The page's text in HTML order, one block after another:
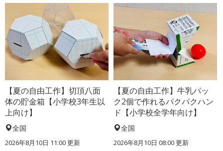
【夏の自由工作】切頂八面
体の貯金箱【小学校3年生以
上向け】
全国
2026年8月10日 11:00更新
【夏の自由工作】牛乳パッ
ク2個で作れるパクパクハン
ド【小学校全学年向け】
全国
2026年8月10日 08:00更新